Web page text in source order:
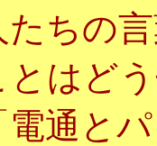
ちの
とはど
通と